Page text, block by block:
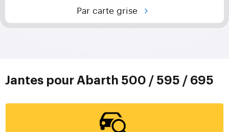
Par carte grise
Jantes pour Abarth 500 / 595 / 695